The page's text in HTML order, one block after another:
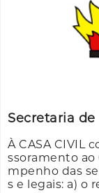
Secretaria de
À CASA CIVIL
ssoramento ao
mpenho das
s e legais: a) o